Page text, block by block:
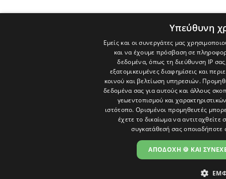
Υπεύθυνη
Εμείς και οι συνεργάτες μας
και να έχουμε πρόσβαση σε
δεδομένα, όπως τη διεύθυνση IP
εξατομικευμένες διαφημίσεις και
κοινού και βελτίωση υπηρεσιών.
δεδομένα σας για αυτούς και άλλους
γεωεντοπισμού και
ιστότοπο. Ορισμένοι προμηθευτές
έχετε το δικαίωμα να αντιταχθείτε
συγκατάθεσή σας οποιαδήποτε
ΑΠΟΔΟΧΗ 🍪 ΚΑΙ